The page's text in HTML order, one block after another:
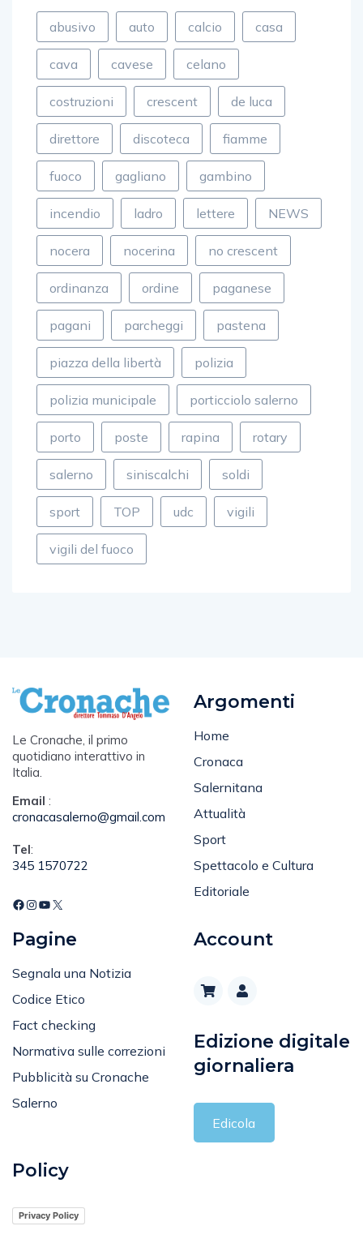
abusivo auto calcio casa
cava cavese celano
costruzioni crescent de luca
direttore discoteca fiamme
fuoco gagliano gambino
incendio ladro lettere NEWS
nocera nocerina no crescent
ordinanza ordine paganese
pagani parcheggi pastena
piazza della libertà polizia
polizia municipale porticciolo salerno
porto poste rapina rotary
salerno siniscalchi soldi
sport TOP udc vigili
vigili del fuoco
Le Cronache, il primo
quotidiano interattivo in
Italia.
cronacasalerno@gmail.com
345 1570722
Cronaca
Salernitana
Attualità
Sport
Spettacolo e Cultura
Editoriale
Codice Etico
Fact checking
Normativa sulle correzioni
Pubblicità su Cronache
Salerno
giornaliera
Edicola